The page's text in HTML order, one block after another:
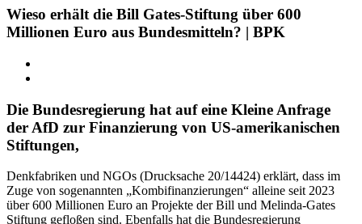
Wieso erhält die Bill Gates-Stiftung über 600
Millionen Euro aus Bundesmitteln? | BPK
Die Bundesregierung hat auf eine Kleine Anfrage
der AfD zur Finanzierung von US-amerikanischen
Stiftungen,
Denkfabriken und NGOs (Drucksache 20/14424) erklärt, dass im
Zuge von sogenannten „Kombifinanzierungen“ alleine seit 2023
über 600 Millionen Euro an Projekte der Bill und Melinda-Gates
Stiftung gefloßen sind. Ebenfalls hat die Bundesregierung